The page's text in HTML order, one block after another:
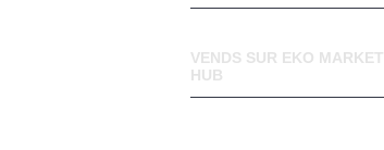
VENDS SUR EKO MARKET
HUB